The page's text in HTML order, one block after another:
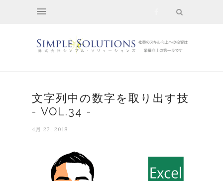
文字列中の数字を取り出す技
- VOL.34 -
4月 22, 2018